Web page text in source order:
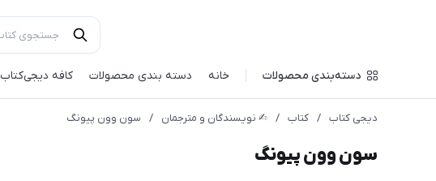
دسته‌بندی محصولات خانه دسته بندی محصولات کافه‌ دیجی‌کتاب
دیجی کتاب / کتاب / ✍︎ نویسندگان و مترجمان / سون وون پیونگ
سون وون پیونگ